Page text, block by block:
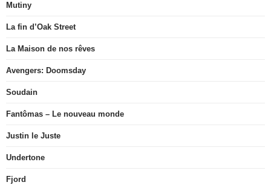
Mutiny
La fin d’Oak Street
La Maison de nos rêves
Avengers: Doomsday
Soudain
Fantômas – Le nouveau monde
Justin le Juste
Undertone
Fjord